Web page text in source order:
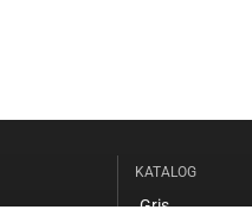
KATALOG
Gris